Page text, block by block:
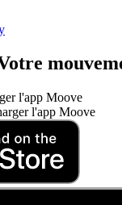
l'app Moove